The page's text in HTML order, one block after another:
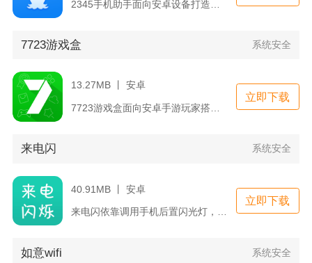
7723游戏盒 系统安全
13.27MB 丨 安卓
立即下载
来电闪 系统安全
40.91MB 丨 安卓
来电闪依靠调用手机后置闪光灯，实现来电、短信以及各类应用软件...
立即下载
如意wifi 系统安全